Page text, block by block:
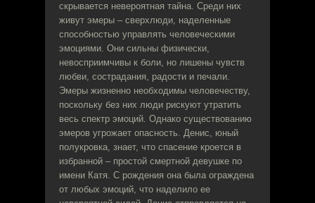
скрывается невероятная тайна. Среди них
живут эмеры – сверхлюди, наделенные
способностью управлять человеческими
эмоциями. Они сильны физически,
невосприимчивы к боли, но лишены чувств
любви, сострадания, радости и печали.
Эмеры жизненно необходимы человечеству,
поскольку без них люди рискуют утратить
весь спектр эмоций. Однако существованию
эмеров угрожает опасность. Денис, юный
полукровка, знает, что спасение кроется в
избранной – простой смертной девушке по
имени Катя. С рождения она была ограждена
от любых эмоций, что наделило ее